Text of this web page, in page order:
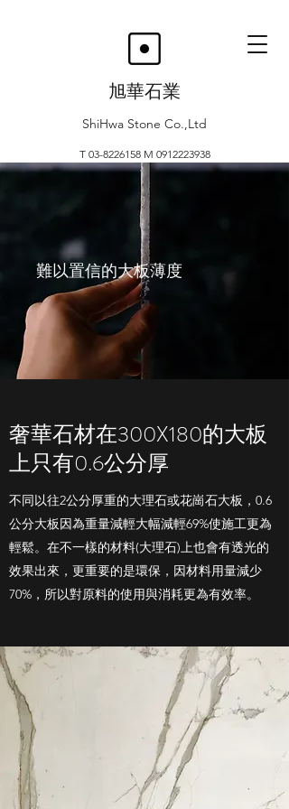
旭華石業
ShiHwa Stone Co.,Ltd
T 03-8226158M 0912223938
難以置信的大板薄度
奢華石材在300X180的大板
上只有0.6公分厚
不同以往2公分厚重的大理石或花崗石大板，0.6
公分大板因為重量減輕大幅減輕69%使施工更為
輕鬆。在不一樣的材料(大理石)上也會有透光的
效果出來，更重要的是環保，因材料用量減少
70%，所以對原料的使用與消耗更為有效率。